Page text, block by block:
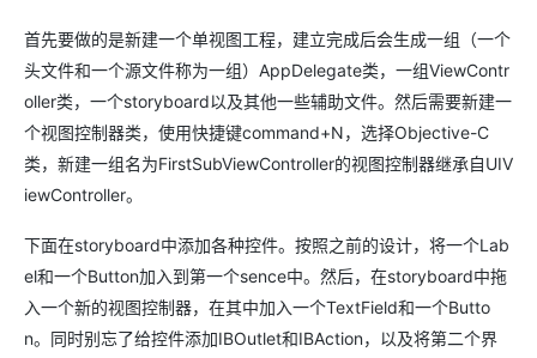
首先要做的是新建一个单视图工程，建立完成后会生成一组（一个
头文件和一个源文件称为一组）AppDelegate类，一组ViewContr
oller类，一个storyboard以及其他一些辅助文件。 然后需要新建一
个视图控制器类，使用快捷键command+N，选择Objective-C
类，新建一组名为FirstSubViewController的视图控制器继承自UIV
iewController。
下面在storyboard中添加各种控件。按照之前的设计，将一个Lab
el和一个Button加入到第一个sence中。然后，在storyboard中拖
入一个新的视图控制器，在其中加入一个TextField和一个Butto
n。 同时别忘了给控件添加IBOutlet和IBAction，以及将第二个界